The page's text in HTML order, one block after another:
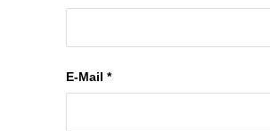
E-Mail *